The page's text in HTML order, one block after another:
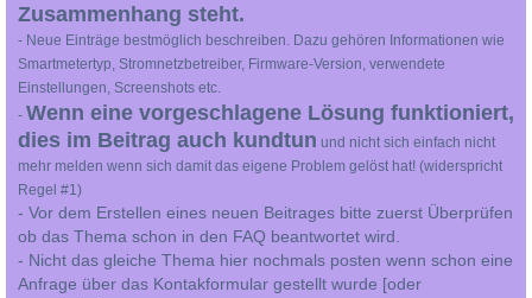
Zusammenhang steht.
- Neue Einträge bestmöglich beschreiben. Dazu gehören Informationen wie
Smartmetertyp, Stromnetzbetreiber, Firmware-Version, verwendete
Einstellungen, Screenshots etc.
- Wenn eine vorgeschlagene Lösung funktioniert,
dies im Beitrag auch kundtun und nicht sich einfach nicht
mehr melden wenn sich damit das eigene Problem gelöst hat! (widerspricht
Regel #1)
- Vor dem Erstellen eines neuen Beitrages bitte zuerst Überprüfen
ob das Thema schon in den FAQ beantwortet wird.
- Nicht das gleiche Thema hier nochmals posten wenn schon eine
Anfrage über das Kontakformular gestellt wurde [oder